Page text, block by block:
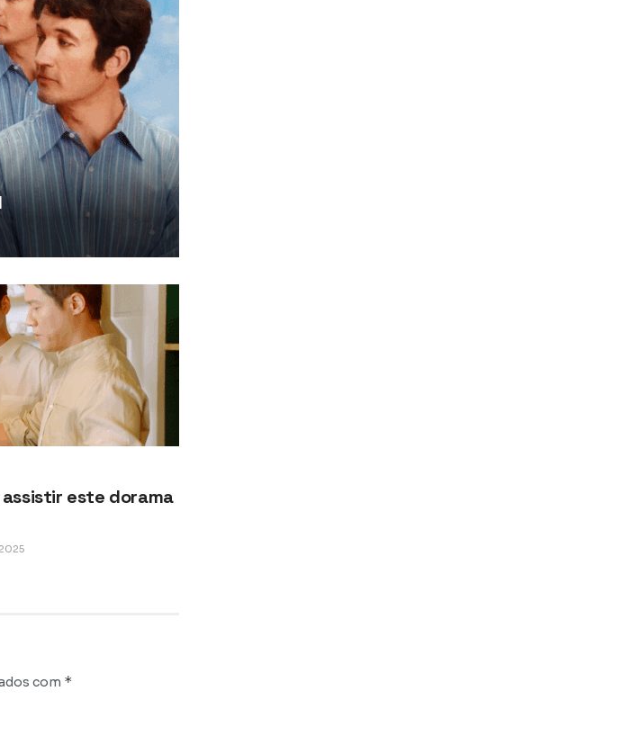
este dorama
com *